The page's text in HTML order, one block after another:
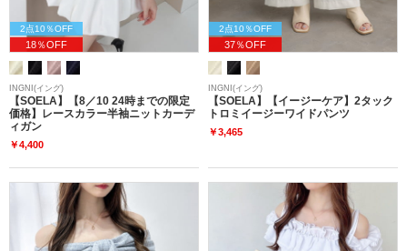
2点10％OFF
18％OFF
INGNI(イング)
【SOELA】【8／10 24時までの限定
価格】レースカラー半袖ニットカーデ
ィガン
￥4,400
2点10％OFF
37％OFF
INGNI(イング)
【SOELA】【イージーケア】2タック
トロミイージーワイドパンツ
￥3,465